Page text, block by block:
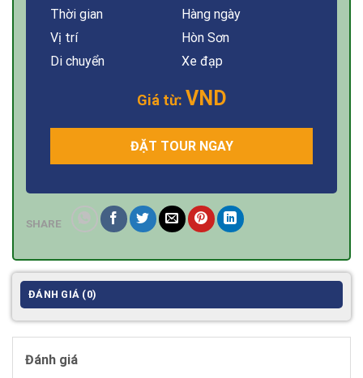
Thời gian
Hàng ngày
Vị trí
Hòn Sơn
Di chuyển
Xe đạp
Giá từ: VND
ĐẶT TOUR NGAY
SHARE
ĐÁNH GIÁ (0)
Đánh giá